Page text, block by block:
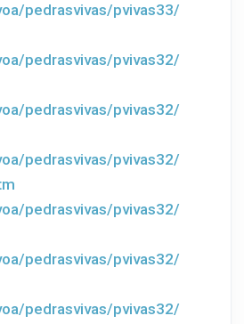
pedrasvivas/pvivas33/
pedrasvivas/pvivas32/
pedrasvivas/pvivas32/
pedrasvivas/pvivas32/
pedrasvivas/pvivas32/
pedrasvivas/pvivas32/
pedrasvivas/pvivas32/